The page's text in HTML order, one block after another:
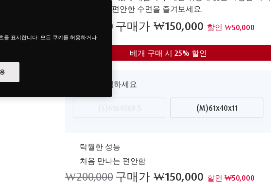
즈로 한 층 더 편안한 수면을 즐겨보세요.
₩200,000 구매가 ₩150,000 할인 ₩50,000
베개 구매 시 25% 할인
사이즈 선택하세요
(M)61x40x11
탁월한 성능
처음 만나는 편안함
₩200,000 구매가 ₩150,000 할인 ₩50,000
를 표시합니다. 모든 쿠키를 허용하거나